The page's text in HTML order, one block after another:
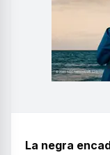
La negra